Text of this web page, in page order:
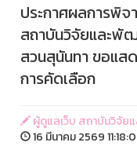
ประกาศผลการพิ
สถาบันวิจัยและพั
สวนสุนันทา ขอแส
การคัดเลือก
ผู้ดูแลเว็บ สถาบันวิจัย
16 มีนาคม 2569